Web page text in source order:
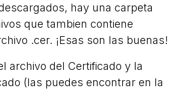
hay una carpeta
que tambien contiene
.cer. ¡Esas son las buenas!
archivo del Certificado y la
(las puedes encontrar en la